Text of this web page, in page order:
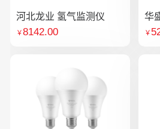
河北龙业 氢气监测仪
￥8142.00
华
￥